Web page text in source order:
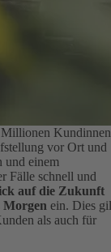
Kundinnen
vor Ort und
und einem
Fälle schnell und
auf die Zukunft
Morgen ein. Dies
als auch für